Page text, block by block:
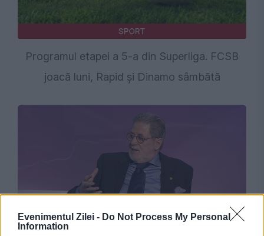
Evenimentul Zilei - Do Not Process My Personal
Information
SPORT
Programul etapei a 5-a din Superliga. FCSB
joacă luni, Rapid și Dinamo sâmbătă
SPORT